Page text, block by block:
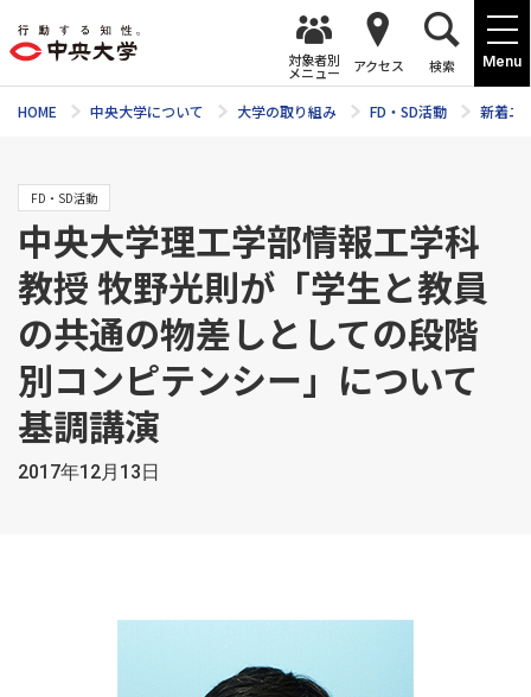
Menu
対象者別
メニュー アクセス 検索
HOME 中央大学について 大学の取り組み FD・SD活動 新着ニ
FD・SD活動
中央大学理工学部情報工学科
教授 牧野光則が「学生と教員
の共通の物差しとしての段階
別コンピテンシー」について
基調講演
2017年12月13日